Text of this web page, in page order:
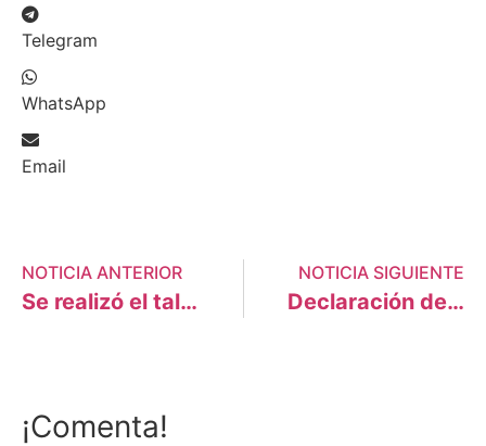
Telegram
WhatsApp
Email
NOTICIA ANTERIOR
Se realizó el taller «Transicion energética y energía solar fotovoltaica» en Cerro de Pasco
NOTICIA SIGUIENTE
Declaración del FOSPA- Belem 2022
¡Comenta!